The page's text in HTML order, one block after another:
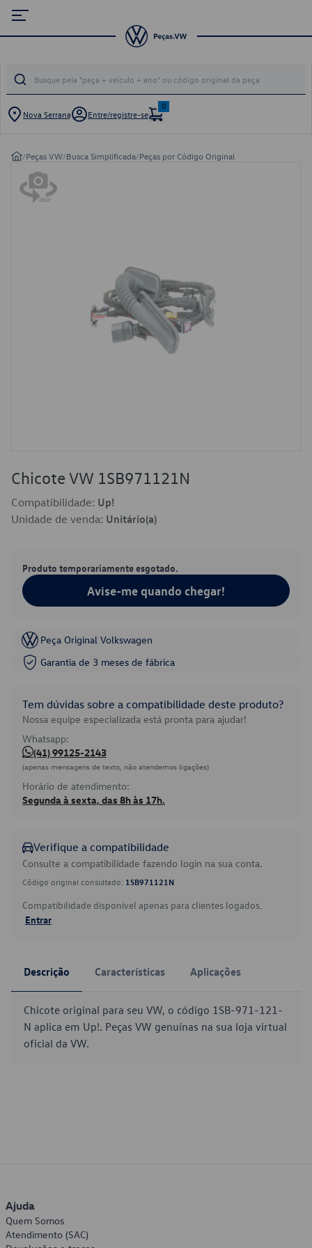
Nova Serrana Entre/registre-se
0
/Peças VW/Busca Simplificada/Peças por Código Original
Chicote VW 1SB971121N
Compatibilidade: Up!
Unidade de venda: Unitário(a)
Produto temporariamente esgotado.
Avise-me quando chegar!
Peça Original Volkswagen
Garantia de 3 meses de fábrica
Tem dúvidas sobre a compatibilidade deste produto?
Nossa equipe especializada está pronta para ajudar!
Whatsapp:
(41) 99125-2143
(apenas mensagens de texto, não atendemos ligações)
Horário de atendimento:
Segunda à sexta, das 8h às 17h.
Verifique a compatibilidade
Consulte a compatibilidade fazendo login na sua conta.
Código original consultado: 1SB971121N
Compatibilidade disponível apenas para clientes logados.
Entrar
Descrição Características Aplicações
Chicote original para seu VW, o código 1SB-971-121-
N aplica em Up!. Peças VW genuínas na sua loja virtual
oficial da VW.
Ajuda
Quem Somos
Atendimento (SAC)